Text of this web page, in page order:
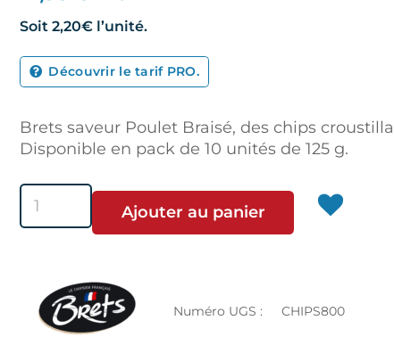
Soit 2,20€l’unité.
Découvrir le tarif PRO.
Brets saveur Poulet Braisé, des chips
Disponible en pack de 10 unités de 125 g.
quantité
de
Braisé
Ajouter au panier
Numéro UGS : CHIPS800